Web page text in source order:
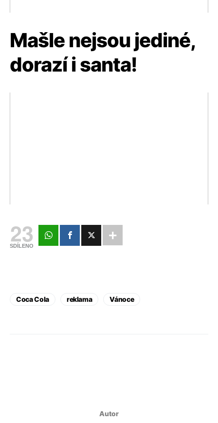
Mašle nejsou jediné,
dorazí i santa!
23
SDÍLENO
Coca Cola reklama Vánoce
Autor